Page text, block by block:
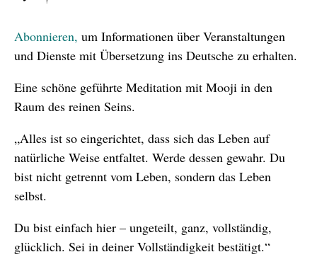
Abonnieren, um Informationen über Veranstaltungen
und Dienste mit Übersetzung ins Deutsche zu erhalten.
Eine schöne geführte Meditation mit Mooji in den
Raum des reinen Seins.
„Alles ist so eingerichtet, dass sich das Leben auf
natürliche Weise entfaltet. Werde dessen gewahr. Du
bist nicht getrennt vom Leben, sondern das Leben
selbst.
Du bist einfach hier – ungeteilt, ganz, vollständig,
glücklich. Sei in deiner Vollständigkeit bestätigt.“